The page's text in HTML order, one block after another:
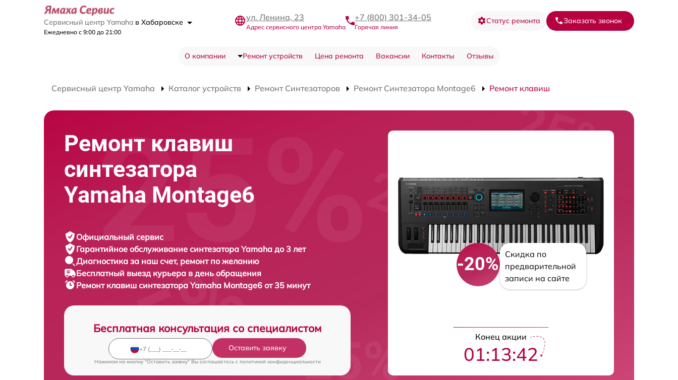
Сервисный центр Yamaha в Хабаровске
Ежедневно с 9:00 до 21:00
ул. Ленина, 23
Адрес сервисного центра Yamaha
+7 (800) 301-34-05
Горячая линия
Статус ремонта Заказать звонок
О компании Ремонт устройств Цена ремонта Вакансии Контакты Отзывы
Сервисный центр Yamaha Каталог устройств Ремонт Синтезаторов Ремонт Синтезатора Montage6 Ремонт клавиш
Ремонт клавиш
синтезатора
Yamaha Montage6
Официальный сервис
Гарантийное обслуживание синтезатора Yamaha до 3 лет
Диагностика за наш счет, ремонт по желанию
Бесплатный выезд курьера в день обращения
Ремонт клавиш синтезатораYamaha Montage6 от 35 минут
Бесплатная консультация со специалистом
Оставить заявку
Нажимая на кнопку "Оставить заявку" Вы соглашаетесь c политикой конфиденциальности
-20%
Скидка по
предварительной
записи на сайте
Конец акции
01:13:42